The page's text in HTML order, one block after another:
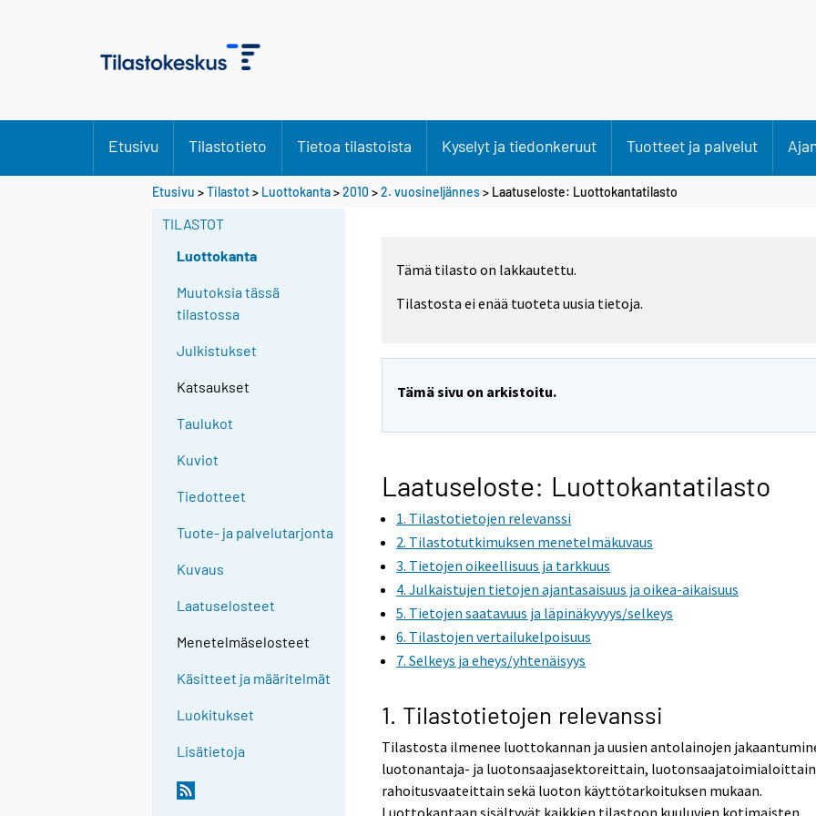
Etusivu Tilastotieto Tietoa tilastoista Kyselyt ja tiedonkeruut Tuotteet ja palvelut
Etusivu >Tilastot> Luottokanta>2010 >2. vuosineljännes> Laatuseloste: Luottokantatilasto
TILASTOT
Luottokanta
Muutoksia tässä
tilastossa
Julkistukset
Katsaukset
Taulukot
Kuviot
Tiedotteet
Tuote- ja palvelutarjonta
Kuvaus
Laatuselosteet
Menetelmäselosteet
Käsitteet ja määritelmät
Luokitukset
Lisätietoja
Tämä tilasto on lakkautettu.
Tilastosta ei enää tuoteta uusia tietoja.
Tämä sivu on arkistoitu.
Laatuseloste: Luottokantatilasto
1. Tilastotietojen relevanssi
2. Tilastotutkimuksen menetelmäkuvaus
3. Tietojen oikeellisuus ja tarkkuus
4. Julkaistujen tietojen ajantasaisuus ja oikea-aikaisuus
5. Tietojen saatavuus ja läpinäkyvyys/selkeys
6. Tilastojen vertailukelpoisuus
7. Selkeys ja eheys/yhtenäisyys
1. Tilastotietojen relevanssi
Tilastosta ilmenee luottokannan ja uusien antolainojen
luotonantaja- ja luotonsaajasektoreittain,
rahoitusvaateittain sekä luoton käyttötarkoituksen mukaan.
Luottokantaan sisältyvät kaikkien tilastoon kuuluvien kotimaisten